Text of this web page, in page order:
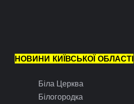
НОВИНИ КИЇВСЬКОЇ ОБЛАСТІ
Біла Церква
Білогородка